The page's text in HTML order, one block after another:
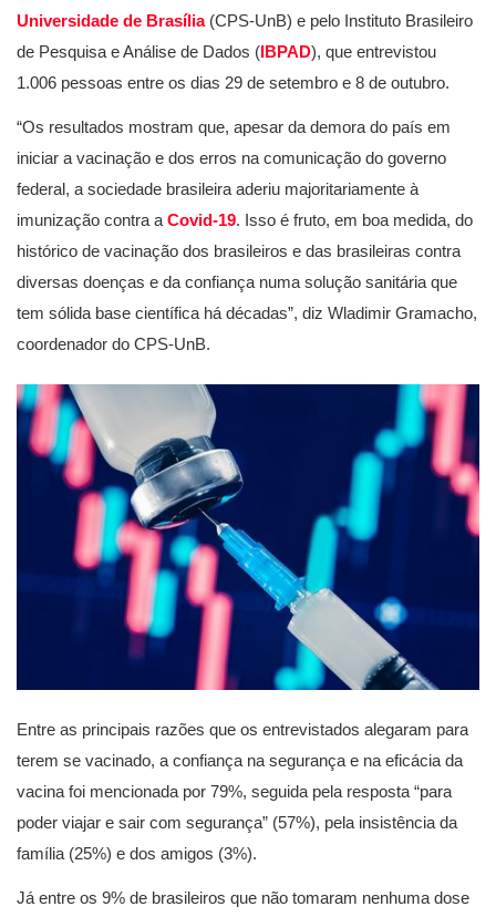
Universidade de Brasília(CPS-UnB) e pelo Instituto Brasileiro
de Pesquisa e Análise de Dados (IBPAD), que entrevistou
1.006 pessoas entre os dias 29 de setembro e 8 de outubro.
“Os resultados mostram que, apesar da demora do país em
iniciar a vacinação e dos erros na comunicação do governo
federal, a sociedade brasileira aderiu majoritariamente à
imunização contra a Covid-19. Isso é fruto, em boa medida, do
histórico de vacinação dos brasileiros e das brasileiras contra
diversas doenças e da confiança numa solução sanitária que
tem sólida base científica há décadas”, diz Wladimir Gramacho,
coordenador do CPS-UnB.
Entre as principais razões que os entrevistados alegaram para
terem se vacinado, a confiança na segurança e na eficácia da
vacina foi mencionada por 79%, seguida pela resposta “para
poder viajar e sair com segurança” (57%), pela insistência da
família (25%) e dos amigos (3%).
Já entre os 9% de brasileiros que não tomaram nenhuma dose